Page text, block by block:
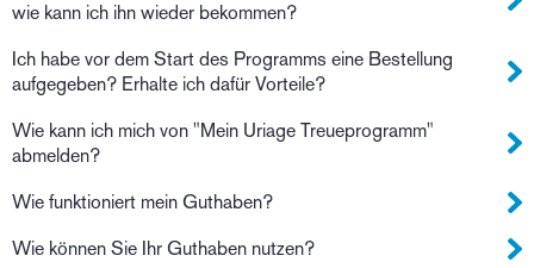
wie kann ich ihn wieder bekommen?
Ich habe vor dem Start des Programms eine Bestellung
aufgegeben? Erhalte ich dafür Vorteile?
Wie kann ich mich von "Mein Uriage Treueprogramm"
abmelden?
Wie funktioniert mein Guthaben?
Wie können Sie Ihr Guthaben nutzen?